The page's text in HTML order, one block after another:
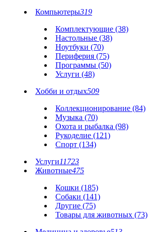
Компьютеры319
Комплектующие (38)
Настольные (38)
Ноутбуки (70)
Периферия (75)
Программы (50)
Услуги (48)
Хобби и отдых509
Коллекционирование (84)
Музыка (70)
Охота и рыбалка (98)
Рукоделие (121)
Спорт (134)
Услуги11723
Животные475
Кошки (185)
Собаки (141)
Другие (75)
Товары для животных (73)